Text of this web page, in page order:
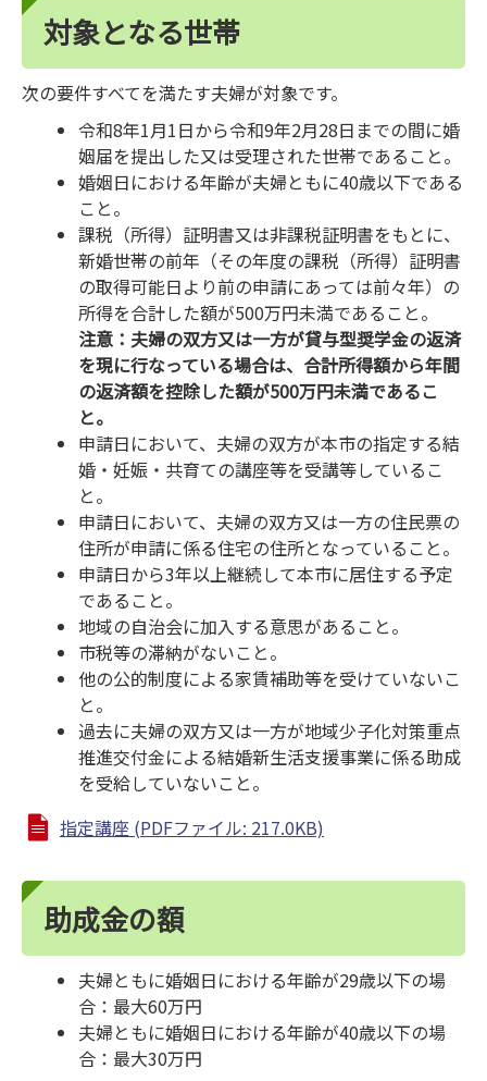
対象となる世帯
次の要件すべてを満たす夫婦が対象です。
令和8年1月1日から令和9年2月28日までの間に婚
姻届を提出した又は受理された世帯であること。
婚姻日における年齢が夫婦ともに40歳以下である
こと。
課税（所得）証明書又は非課税証明書をもとに、
新婚世帯の前年（その年度の課税（所得）証明書
の取得可能日より前の申請にあっては前々年）の
所得を合計した額が500万円未満であること。
注意：夫婦の双方又は一方が貸与型奨学金の返済
を現に行なっている場合は、合計所得額から年間
の返済額を控除した額が500万円未満であるこ
と。
申請日において、夫婦の双方が本市の指定する結
婚・妊娠・共育ての講座等を受講等しているこ
と。
申請日において、夫婦の双方又は一方の住民票の
住所が申請に係る住宅の住所となっていること。
申請日から3年以上継続して本市に居住する予定
であること。
地域の自治会に加入する意思があること。
市税等の滞納がないこと。
他の公的制度による家賃補助等を受けていないこ
と。
過去に夫婦の双方又は一方が地域少子化対策重点
推進交付金による結婚新生活支援事業に係る助成
を受給していないこと。
指定講座 (PDFファイル: 217.0KB)
助成金の額
夫婦ともに婚姻日における年齢が29歳以下の場
合：最大60万円
夫婦ともに婚姻日における年齢が40歳以下の場
合：最大30万円